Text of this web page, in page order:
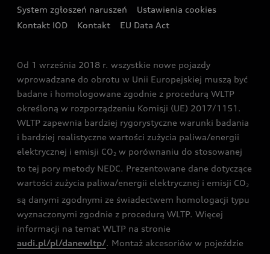
Audi exclusive
Zakopanem
System zgłoszeń naruszeń
Ustawienia cookies
Kontakt IOD
Kontakt EU Data Act
Od 1 września 2018 r. wszystkie nowe pojazdy
wprowadzane do obrotu w Unii Europejskiej muszą być
badane i homologowane zgodnie z procedurą WLTP
określoną w rozporządzeniu Komisji (UE) 2017/1151.
WLTP zapewnia bardziej rygorystyczne warunki badania
i bardziej realistyczne wartości zużycia paliwa/energii
elektrycznej i emisji CO2 w porównaniu do stosowanej
to tej pory metody NEDC. Prezentowane dane dotyczące
wartości zużycia paliwa/energii elektrycznej i emisji CO2
są danymi zgodnymi ze świadectwem homologacji typu
wyznaczonymi zgodnie z procedurą WLTP. Więcej
informacji na temat WLTP na stronie
audi.pl/pl/danewltp/. Montaż akcesoriów w pojeździe